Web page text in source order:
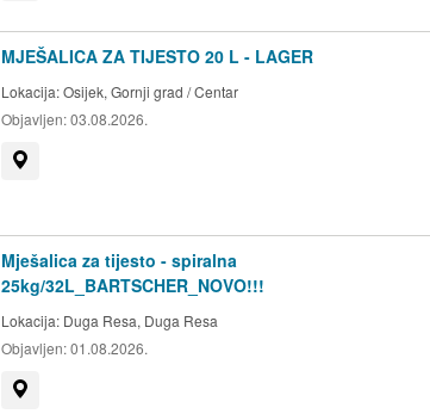
MJEŠALICA ZA TIJESTO 20 L - LAGER
Lokacija:Osijek, Gornji grad / Centar
Objavljen:03.08.2026.
Mješalica za tijesto - spiralna
25kg/32L_BARTSCHER_NOVO!!!
Lokacija: Duga Resa, Duga Resa
Objavljen:01.08.2026.